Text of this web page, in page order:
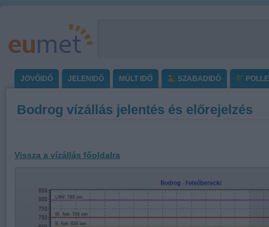
JÖVŐIDŐ JELENIDŐ MÚLT IDŐ SZABADIDŐ
Bodrog vízállás jelentés és előrejelzés
Vissza a vízállás főoldalra